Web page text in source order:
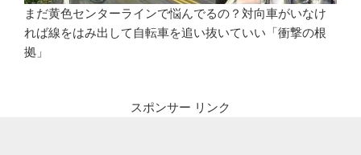
まだ黄色センターラインで悩んでるの？対向車がいなけ
れば線をはみ出して自転車を追い抜いていい「衝撃の根
拠」
スポンサー リンク